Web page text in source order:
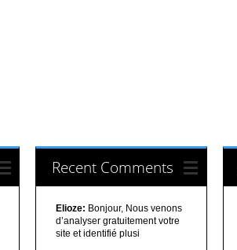
Recent Comments
Elioze: Bonjour, Nous venons
d’analyser gratuitement votre
site et identifié plusi